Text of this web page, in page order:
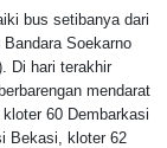
bus setibanya dari
Soekarno
Di hari terakhir
mendarat
60 Dembarkasi
Bekasi, kloter 62